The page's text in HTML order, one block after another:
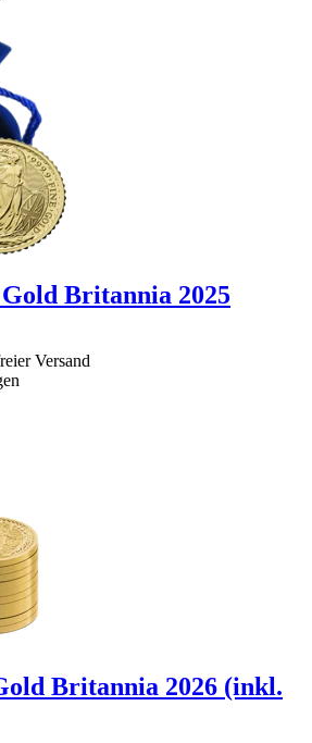
Gold Britannia 2025
Versand
Britannia 2026 (inkl.